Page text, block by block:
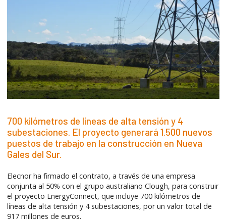
700 kilómetros de líneas de alta tensión y 4
subestaciones. El proyecto generará 1.500 nuevos
puestos de trabajo en la construcción en Nueva
Gales del Sur.
Elecnor ha firmado el contrato, a través de una empresa
conjunta al 50% con el grupo australiano Clough, para construir
el proyecto EnergyConnect, que incluye 700 kilómetros de
líneas de alta tensión y 4 subestaciones, por un valor total de
917 millones de euros.